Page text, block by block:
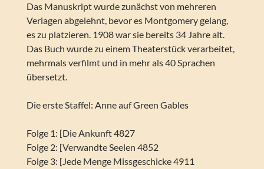
Das Manuskript wurde zunächst von mehreren
Verlagen abgelehnt, bevor es Montgomery gelang,
es zu platzieren. 1908 war sie bereits 34 Jahre alt.
Das Buch wurde zu einem Theaterstück verarbeitet,
mehrmals verfilmt und in mehr als 40 Sprachen
übersetzt.
Die erste Staffel: Anne auf Green Gables
Folge 1: [Die Ankunft 4827
Folge 2: [Verwandte Seelen 4852
Folge 3: [Jede Menge Missgeschicke 4911